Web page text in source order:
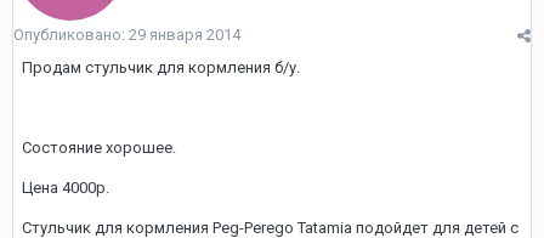
Опубликовано: 29 января 2014
Продам стульчик для кормления б/у.
Состояние хорошее.
Цена 4000р.
Стульчик для кормления Peg-Perego Tatamia подойдет для детей с